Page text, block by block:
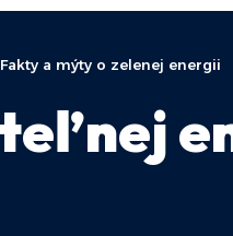
a mýty o zelenej energii